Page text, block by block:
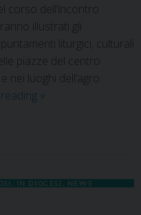
corso dell’incontro
illustrati gli
liturgici, culturali
piazze del centro
luoghi dell’agro
»
IN DIOCESI NEWS